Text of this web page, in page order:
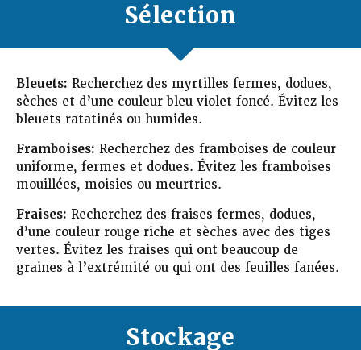
Sélection
Bleuets: Recherchez des myrtilles fermes, dodues,
sèches et d’une couleur bleu violet foncé. Évitez les
bleuets ratatinés ou humides.
Framboises: Recherchez des framboises de couleur
uniforme, fermes et dodues. Évitez les framboises
mouillées, moisies ou meurtries.
Fraises: Recherchez des fraises fermes, dodues,
d’une couleur rouge riche et sèches avec des tiges
vertes. Évitez les fraises qui ont beaucoup de
graines à l’extrémité ou qui ont des feuilles fanées.
Stockage